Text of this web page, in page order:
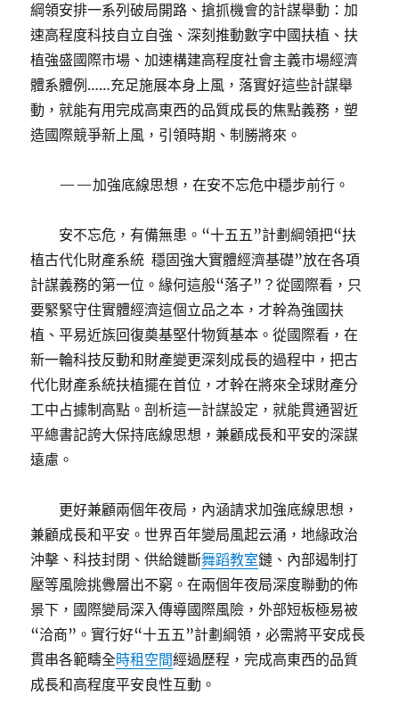
綱領安排一系列破局開路、搶抓機會的計謀舉動：加
速高程度科技自立自強、深刻推動數字中國扶植、扶
植強盛國際市場、加速構建高程度社會主義市場經濟
體系體例……充足施展本身上風，落實好這些計謀舉
動，就能有用完成高東西的品質成長的焦點義務，塑
造國際競爭新上風，引領時期、制勝將來。
——加強底線思想，在安不忘危中穩步前行。
安不忘危，有備無患。“十五五”計劃綱領把“扶
植古代化財產系統 穩固強大實體經濟基礎”放在各項
計謀義務的第一位。緣何這般“落子”？從國際看，只
要緊緊守住實體經濟這個立品之本，才幹為強國扶
植、平易近族回復奠基堅什物質基本。從國際看，在
新一輪科技反動和財產變更深刻成長的過程中，把古
代化財產系統扶植擺在首位，才幹在將來全球財產分
工中占據制高點。剖析這一計謀設定，就能貫通習近
平總書記誇大保持底線思想，兼顧成長和平安的深謀
遠慮。
更好兼顧兩個年夜局，內涵請求加強底線思想，
兼顧成長和平安。世界百年變局風起云涌，地緣政治
沖擊、科技封閉、供給鏈斷舞蹈教室鏈、內部遏制打
壓等風險挑釁層出不窮。在兩個年夜局深度聯動的佈
景下，國際變局深入傳導國際風險，外部短板極易被
“洽商”。實行好“十五五”計劃綱領，必需將平安成長
貫串各範疇全時租空間經過歷程，完成高東西的品質
成長和高程度平安良性互動。